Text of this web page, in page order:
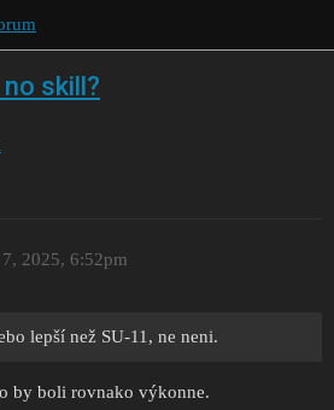
skill?
2025, 6:52pm
lepší než SU-11, ne neni.
by boli rovnako výkonne.